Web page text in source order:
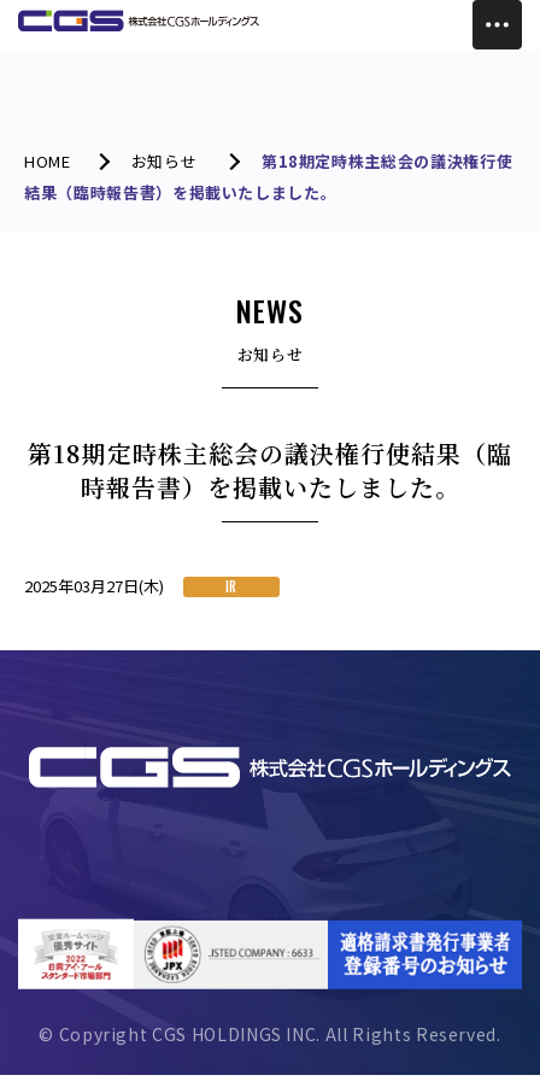
HOME お知らせ
第18期定時株主総会の議決権行使
結果（臨時報告書）を掲載いたしました。
NEWS
お知らせ
第18期定時株主総会の議決権行使結果（臨
時報告書）を掲載いたしました。
2025年03月27日(木) IR
© Copyright CGS HOLDINGS INC. All Rights Reserved.